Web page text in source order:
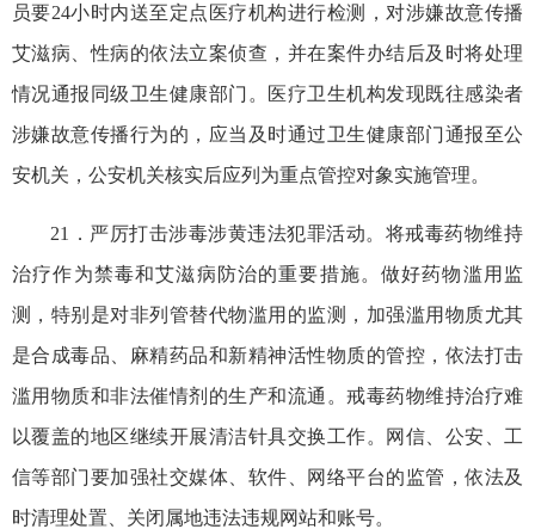
员要24小时内送至定点医疗机构进行检测，对涉嫌故意传播
艾滋病、性病的依法立案侦查，并在案件办结后及时将处理
情况通报同级卫生健康部门。医疗卫生机构发现既往感染者
涉嫌故意传播行为的，应当及时通过卫生健康部门通报至公
安机关，公安机关核实后应列为重点管控对象实施管理。
21．严厉打击涉毒涉黄违法犯罪活动。将戒毒药物维持
治疗作为禁毒和艾滋病防治的重要措施。做好药物滥用监
测，特别是对非列管替代物滥用的监测，加强滥用物质尤其
是合成毒品、麻精药品和新精神活性物质的管控，依法打击
滥用物质和非法催情剂的生产和流通。戒毒药物维持治疗难
以覆盖的地区继续开展清洁针具交换工作。网信、公安、工
信等部门要加强社交媒体、软件、网络平台的监管，依法及
时清理处置、关闭属地违法违规网站和账号。